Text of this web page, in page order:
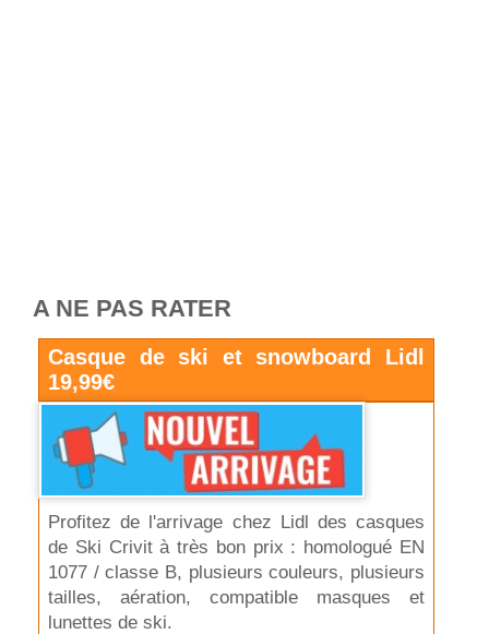
A NE PAS RATER
Casque de ski et snowboard Lidl
19,99€
Profitez de l'arrivage chez Lidl des casques
de Ski Crivit à très bon prix : homologué EN
1077 / classe B, plusieurs couleurs, plusieurs
tailles, aération, compatible masques et
lunettes de ski.